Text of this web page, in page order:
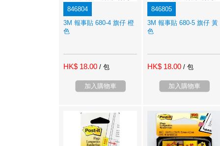
846804
3M 報事貼 680-4 旗仔 橙
色
HK$ 18.00 / 包
加入購物車
846805
3M 報事貼 680-5 旗仔 黃
色
HK$ 18.00 / 包
加入購物車